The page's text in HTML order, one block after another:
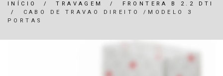
INÍCIO /TRAVAGEM /
FRONTERA B 2.2 DTI
/
CABO DE TRAVAO DIREITO /MODELO 3
PORTAS